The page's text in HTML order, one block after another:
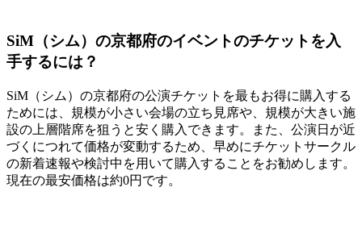
SiM（シム）の京都府のイベントのチケットを入
手するには？
SiM（シム）の京都府の公演チケットを最もお得に購入する
ためには、規模が小さい会場の立ち見席や、規模が大きい施
設の上層階席を狙うと安く購入できます。また、公演日が近
づくにつれて価格が変動するため、早めにチケットサークル
の新着速報や検討中を用いて購入することをお勧めします。
現在の最安価格は約0円です。